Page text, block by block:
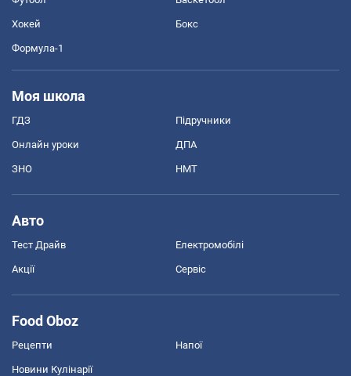
Хокей Бокс
Формула-1
Моя школа
ГДЗ Підручники
Онлайн уроки ДПА
ЗНО НМТ
Авто
Тест Драйв Електромобілі
Акції Сервіс
Food Oboz
Рецепти Напої
Новини Кулінарії